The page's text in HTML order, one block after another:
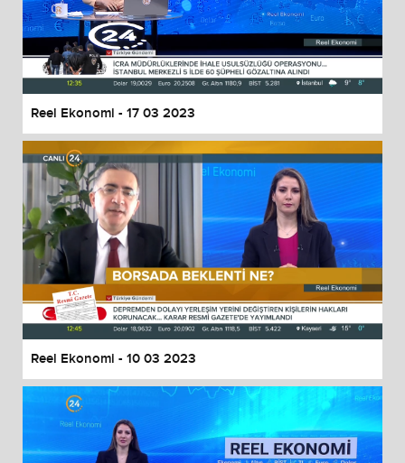
Reel Ekonomi - 17 03 2023
Reel Ekonomi - 10 03 2023